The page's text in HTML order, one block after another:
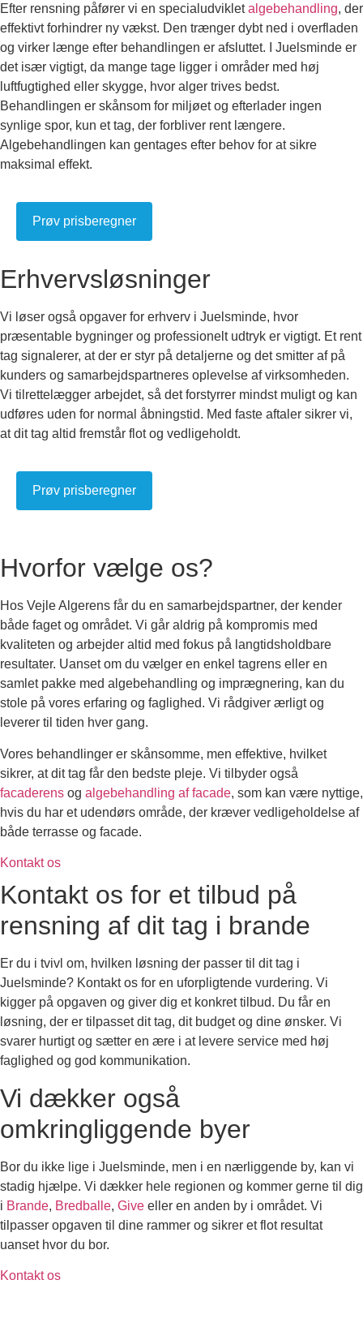
Efter rensning påfører vi en specialudvikletalgebehandling, der
effektivt forhindrer ny vækst. Den trænger dybt ned i overfladen
og virker længe efter behandlingen er afsluttet. I Juelsminde er
det især vigtigt, da mange tage ligger i områder med høj
luftfugtighed eller skygge, hvor alger trives bedst.
Behandlingen er skånsom for miljøet og efterlader ingen
synlige spor, kun et tag, der forbliver rent længere.
Algebehandlingen kan gentages efter behov for at sikre
maksimal effekt.
Prøv prisberegner
Erhvervsløsninger
Vi løser også opgaver for erhverv i Juelsminde, hvor
præsentable bygninger og professionelt udtryk er vigtigt. Et rent
tag signalerer, at der er styr på detaljerne og det smitter af på
kunders og samarbejdspartneres oplevelse af virksomheden.
Vi tilrettelægger arbejdet, så det forstyrrer mindst muligt og kan
udføres uden for normal åbningstid. Med faste aftaler sikrer vi,
at dit tag altid fremstår flot og vedligeholdt.
Prøv prisberegner
Hvorfor vælge os?
Hos Vejle Algerens får du en samarbejdspartner, der kender
både faget og området. Vi går aldrig på kompromis med
kvaliteten og arbejder altid med fokus på langtidsholdbare
resultater. Uanset om du vælger en enkel tagrens eller en
samlet pakke med algebehandling og imprægnering, kan du
stole på vores erfaring og faglighed. Vi rådgiver ærligt og
leverer til tiden hver gang.
Vores behandlinger er skånsomme, men effektive, hvilket
sikrer, at dit tag får den bedste pleje. Vi tilbyder også
facaderens og algebehandling af facade, som kan være nyttige,
hvis du har et udendørs område, der kræver vedligeholdelse af
både terrasse og facade.
Kontakt os
Kontakt os for et tilbud på
rensning af dit tag i brande
Er du i tvivl om, hvilken løsning der passer til dit tag i
Juelsminde? Kontakt os for en uforpligtende vurdering. Vi
kigger på opgaven og giver dig et konkret tilbud. Du får en
løsning, der er tilpasset dit tag, dit budget og dine ønsker. Vi
svarer hurtigt og sætter en ære i at levere service med høj
faglighed og god kommunikation.
Vi dækker også
omkringliggende byer
Bor du ikke lige i Juelsminde, men i en nærliggende by, kan vi
stadig hjælpe. Vi dækker hele regionen og kommer gerne til dig
i Brande, Bredballe, Give eller en anden by i området. Vi
tilpasser opgaven til dine rammer og sikrer et flot resultat
uanset hvor du bor.
Kontakt os